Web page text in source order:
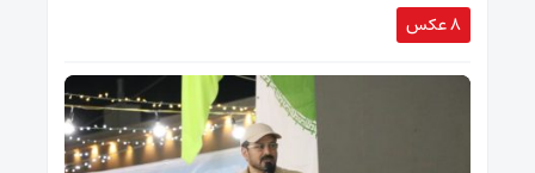
8 عکس